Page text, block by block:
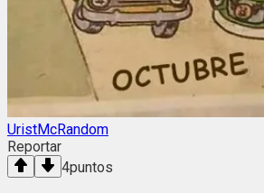
UristMcRandom
Reportar
4puntos